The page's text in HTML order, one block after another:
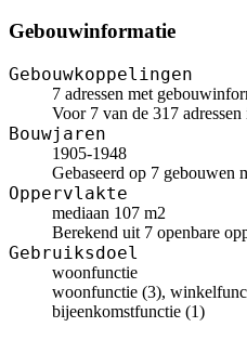
Gebouwinformatie
Gebouwkoppelingen
7 adressen met
Voor 7 van de 317
Bouwjaren
1905-1948
Gebaseerd op 7 gebouwen
Oppervlakte
mediaan 107 m2
Berekend uit 7 openbare
Gebruiksdoel
woonfunctie
woonfunctie (3),
bijeenkomstfunctie (1)